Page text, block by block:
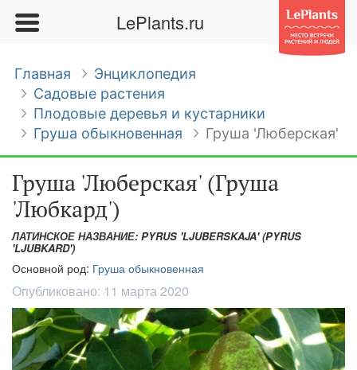
LePlants.ru
Главная
Энциклопедия
Садовые растения
Плодовые деревья и кустарники
Груша обыкновенная
Груша 'Люберская'
Груша 'Люберская' (Груша
'Любкард')
ЛАТИНСКОЕ НАЗВАНИЕ: PYRUS 'LJUBERSKAJA' (PYRUS
'LJUBKARD')
Основной род: Груша обыкновенная
Опубликовано: 11 марта 2020